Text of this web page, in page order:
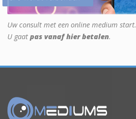
Uw consult met een online medium start.
U gaat pas vanaf hier betalen.